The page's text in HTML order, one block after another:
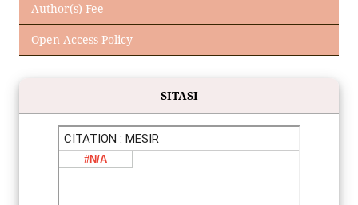
Author(s) Fee
Open Access Policy
SITASI